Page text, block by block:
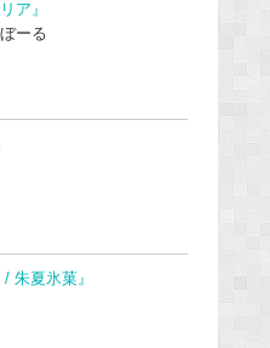
ア』
ーる
/ 朱夏氷菓』